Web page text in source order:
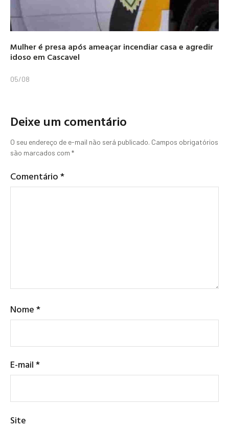
Mulher é presa após ameaçar incendiar casa e agredir
idoso em Cascavel
05/08
Deixe um comentário
O seu endereço de e-mail não será publicado. Campos obrigatórios
são marcados com *
Comentário*
Nome*
E-mail*
Site